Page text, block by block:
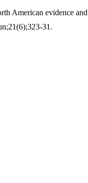
American evidence and
31.